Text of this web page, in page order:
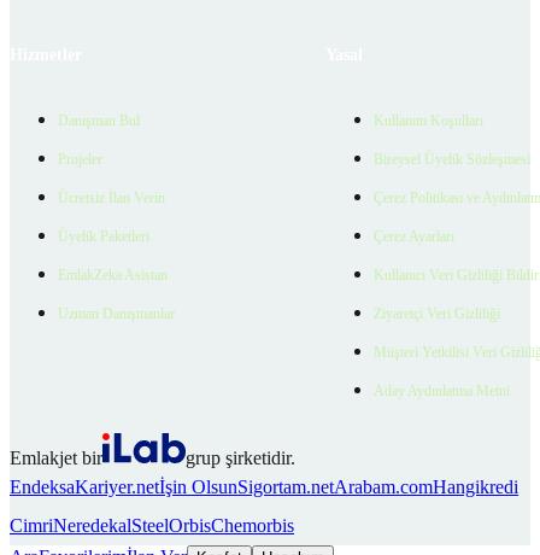
Danışman Bul
Projeler
Ücretsiz İlan Verin
Üyelik Paketleri
EmlakZeka Asistan
Uzman Danışmanlar
Kullanım Koşulları
Bireysel Üyelik Sözleşmesi
Çerez Politikası ve
Çerez Ayarları
Kullanıcı Veri Gizliliği
Ziyaretçi Veri Gizliliği
Müşteri Yetkilisi Veri
Aday Aydınlatma Metni
Emlakjet bir
grup şirketidir.
EndeksaKariyer.netİşin OlsunSigortam.netArabam.comHangikredi
CimriNeredekalSteelOrbisChemorbis